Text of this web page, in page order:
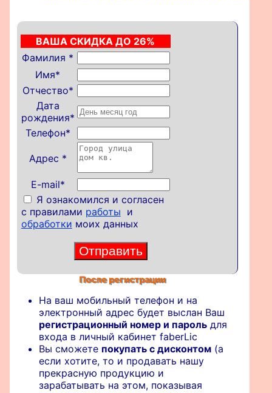
ВАША СКИДКА ДО 26%
Фамилия *
Имя*
Отчество*
Дата
рождения*
Телефон*
Адрес *
E-mail*
Я ознакомился и согласен
с правилами работы и
обработки моих данных
После регистрации
На ваш мобильный телефон и на
электронный адрес будет выслан Ваш
регистрационный номер и парольдля
входа в личный кабинет faberLic
Вы сможете покупать с дисконтом(а
если хотите, то и продавать нашу
прекрасную продукцию и
зарабатывать на этом, показывая